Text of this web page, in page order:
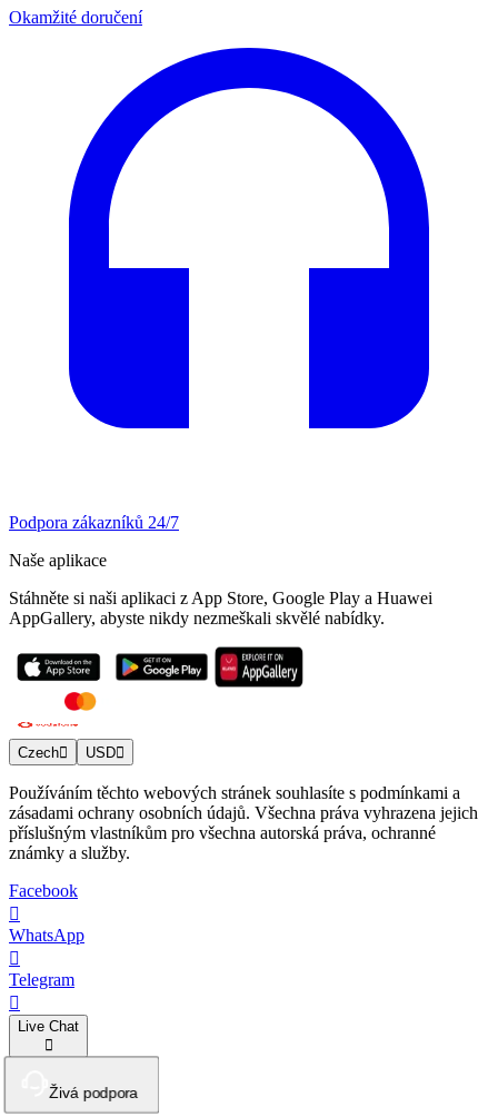
Okamžité doručení
Podpora zákazníků 24/7
Naše aplikace
Stáhněte si naši aplikaci z App Store, Google Play a Huawei
AppGallery, abyste nikdy nezmeškali skvělé nabídky.
Czech USD
Používáním těchto webových stránek souhlasíte s podmínkami a
zásadami ochrany osobních údajů. Všechna práva vyhrazena jejich
příslušným vlastníkům pro všechna autorská práva, ochranné
známky a služby.
Facebook
WhatsApp
Telegram
Live Chat
Živá podpora